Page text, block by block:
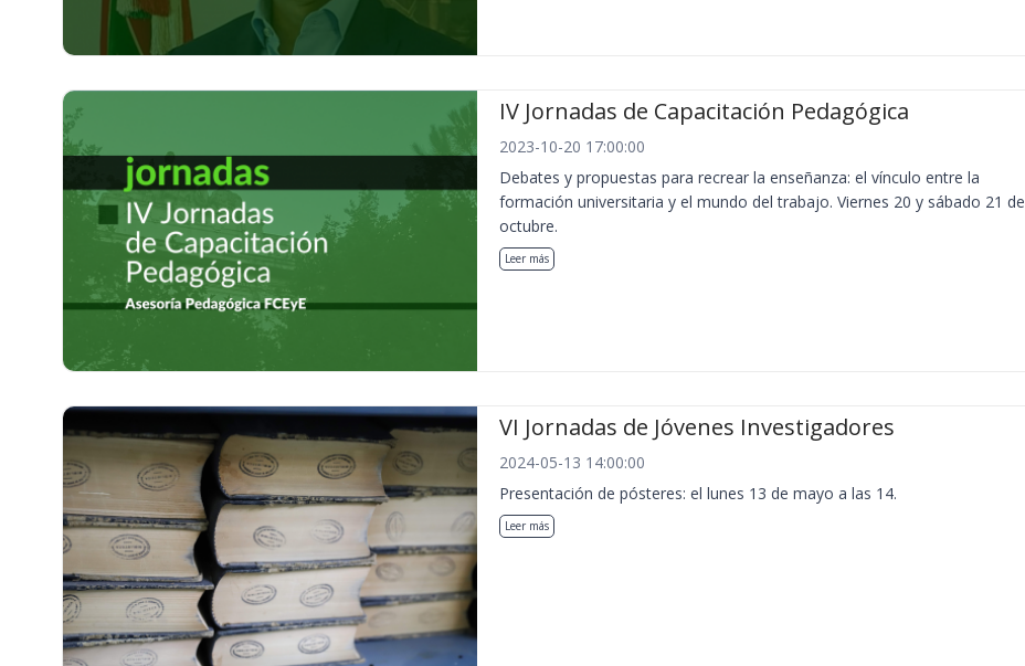
IV Jornadas de Capacitación Pedagógica
2023-10-20 17:00:00
Debates y propuestas para recrear la enseñanza: el vínculo entre la
formación universitaria y el mundo del trabajo. Viernes 20 y sábado 21 de
octubre.
Leer más
VI Jornadas de Jóvenes Investigadores
2024-05-13 14:00:00
Presentación de pósteres: el lunes 13 de mayo a las 14.
Leer más